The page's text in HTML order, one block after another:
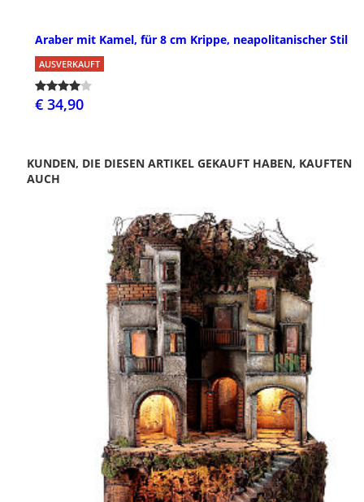
Araber mit Kamel, für 8 cm Krippe, neapolitanischer Stil
AUSVERKAUFT
€ 34,90
KUNDEN, DIE DIESEN ARTIKEL GEKAUFT HABEN, KAUFTEN
AUCH